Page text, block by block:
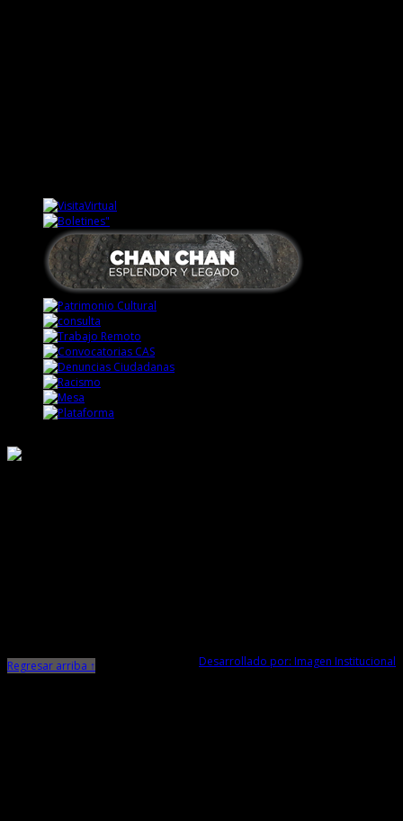
Desarrollado por: Imagen Institucional
Regresar arriba ↑